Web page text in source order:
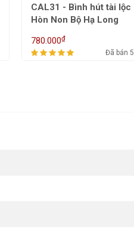
CALC3.1.2 Bình hút tài
tứ cảnh cổ trống đồng
1.581.000
Đã bán